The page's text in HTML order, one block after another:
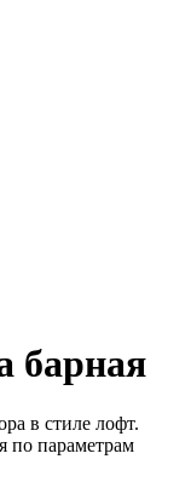
барная
в стиле лофт.
по параметрам